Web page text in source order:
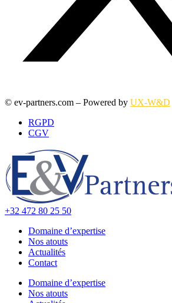
© ev-partners.com – Powered by UX-W&D
RGPD
CGV
+32 472 80 25 50
Domaine d’expertise
Nos atouts
Actualités
Contact
Domaine d’expertise
Nos atouts